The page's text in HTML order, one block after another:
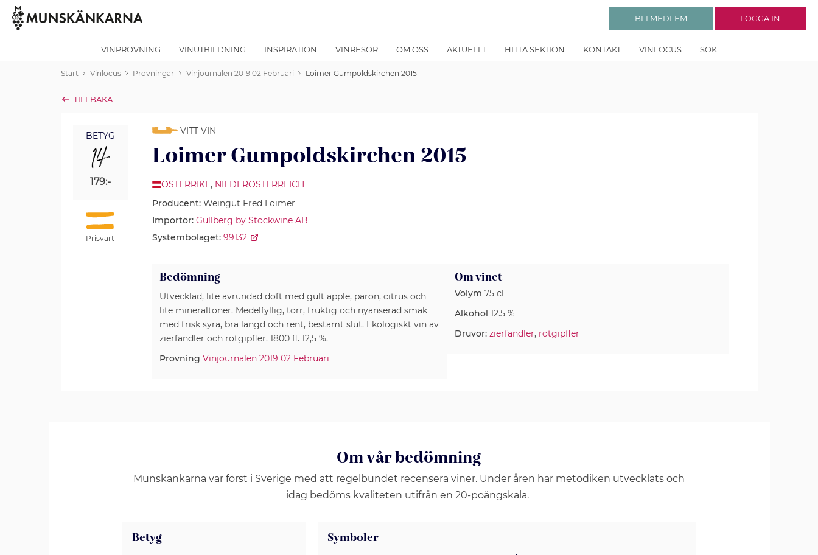
VINPROVNING VINUTBILDNING INSPIRATION VINRESOR OM OSS AKTUELLT HITTA SEKTION KONTAKT VINLOCUS SÖK
BLI MEDLEM LOGGA IN
Start Vinlocus Provningar Vinjournalen 2019 02 Februari Loimer Gumpoldskirchen 2015
TILLBAKA
BETYG
14
179:-
Prisvärt
VITT VIN
Loimer Gumpoldskirchen 2015
ÖSTERRIKE, NIEDERÖSTERREICH
Producent:Weingut Fred Loimer
Importör: Gullberg by Stockwine AB
Systembolaget: 99132
Bedömning
Utvecklad, lite avrundad doft med gult äpple, päron, citrus och
lite mineraltoner. Medelfyllig, torr, fruktig och nyanserad smak
med frisk syra, bra längd och rent, bestämt slut. Ekologiskt vin av
zierfandler och rotgipfler. 1800 fl. 12,5 %.
Provning Vinjournalen 2019 02 Februari
Om vinet
Volym 75 cl
Alkohol 12.5 %
Druvor: zierfandler, rotgipfler
Om vår bedömning
Munskänkarna var först i Sverige med att regelbundet recensera viner. Under åren har metodiken utvecklats och
idag bedöms kvaliteten utifrån en 20-poängskala.
Betyg Symboler